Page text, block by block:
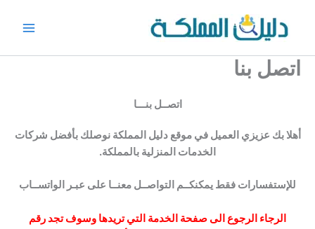
المحتوى
اتصل بنا
اتصــل بنـــا
أهلا بك عزيزي العميل في موقع دليل المملكة نوصلك بأفضل شركات
الخدمات المنزلية بالمملكة.
للإستفسارات فقط يمكنكــم التواصــل معنــا على عبـر الواتســاب
الرجاء الرجوع الى صفحة الخدمة التي تريدها وسوف تجد رقم